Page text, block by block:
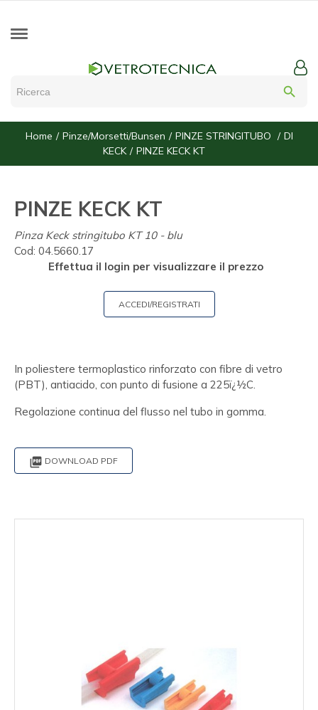
search
Home Pinze/Morsetti/Bunsen PINZE STRINGITUBO
DI
KECK
PINZE KECK KT
PINZE KECK KT
Pinza Keck stringitubo KT 10 - blu
Cod: 04.5660.17
Effettua il login per visualizzare il prezzo
ACCEDI/REGISTRATI
In poliestere termoplastico rinforzato con fibre di vetro
(PBT), antiacido, con punto di fusione a 225ï¿½C.
Regolazione continua del flusso nel tubo in gomma.
 DOWNLOAD PDF